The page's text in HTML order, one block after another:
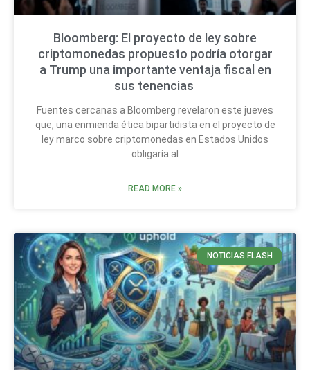
Bloomberg: El proyecto de ley sobre
criptomonedas propuesto podría otorgar
a Trump una importante ventaja fiscal en
sus tenencias
Fuentes cercanas a Bloomberg revelaron este jueves
que, una enmienda ética bipartidista en el proyecto de
ley marco sobre criptomonedas en Estados Unidos
obligaría al
READ MORE »
NOTICIAS FLASH